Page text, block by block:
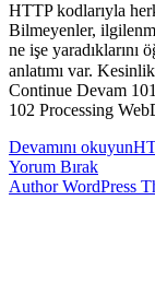
HTTP kodlarıyla
Bilmeyenler,
ne işe yaradıklarını
anlatımı var.
Continue Devam
102 Processing
Devamını okuyun
Yorum Bırak
Author WordPress